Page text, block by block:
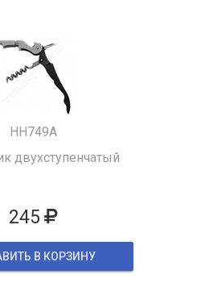
HH749A
двухступенчатый
245
В КОРЗИНУ